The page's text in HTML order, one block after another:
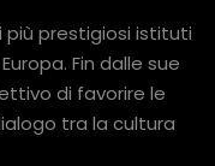
più prestigiosi istituti
Fin dalle sue
di favorire le
tra la cultura